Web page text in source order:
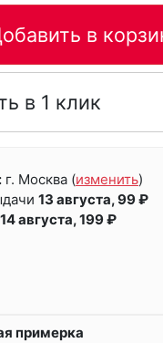
в
в 1 клик
г. Москва (изменить)
13 августа, 99 ₽
14 августа, 199 ₽
примерка